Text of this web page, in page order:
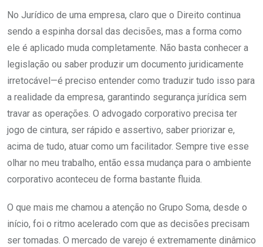
No Jurídico de uma empresa, claro que o Direito continua
sendo a espinha dorsal das decisões, mas a forma como
ele é aplicado muda completamente. Não basta conhecer a
legislação ou saber produzir um documento juridicamente
irretocável—é preciso entender como traduzir tudo isso para
a realidade da empresa, garantindo segurança jurídica sem
travar as operações. O advogado corporativo precisa ter
jogo de cintura, ser rápido e assertivo, saber priorizar e,
acima de tudo, atuar como um facilitador. Sempre tive esse
olhar no meu trabalho, então essa mudança para o ambiente
corporativo aconteceu de forma bastante fluida.
O que mais me chamou a atenção no Grupo Soma, desde o
início, foi o ritmo acelerado com que as decisões precisam
ser tomadas. O mercado de varejo é extremamente dinâmico